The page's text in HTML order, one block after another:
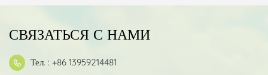
СВЯЗАТЬСЯ С НАМИ
Тел. : +86 13959214481